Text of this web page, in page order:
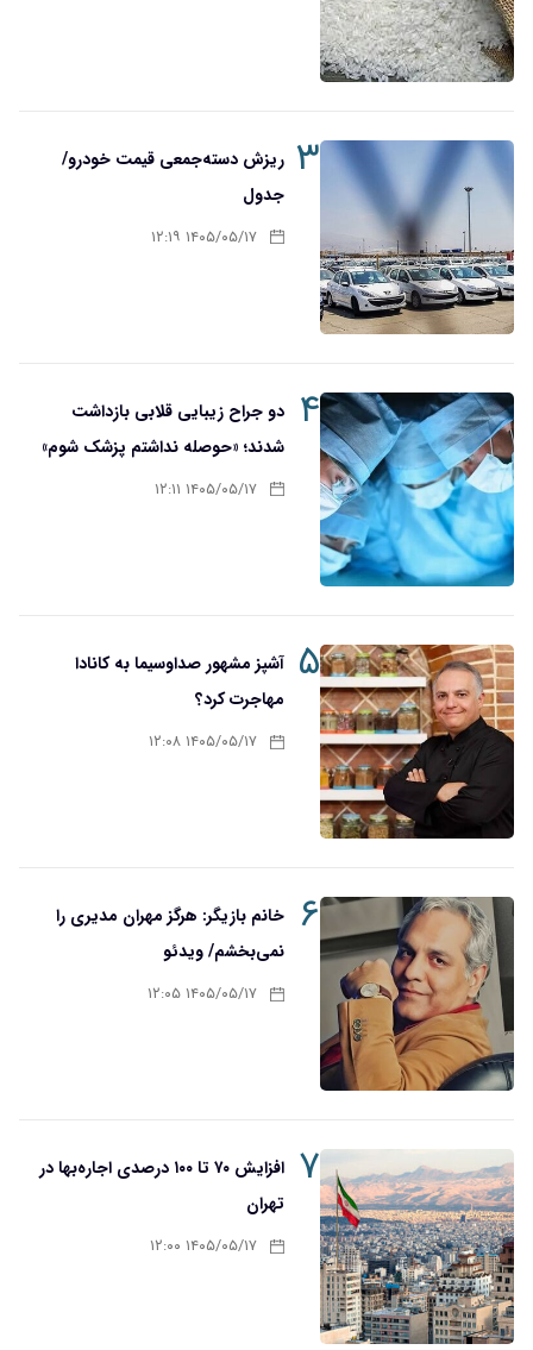
۳ ریزش دسته‌جمعی قیمت خودرو/
جدول
۱۴۰۵/۰۵/۱۷ ۱۲:۱۹
۴ دو جراح زیبایی قلابی بازداشت
شدند؛ «حوصله نداشتم پزشک شوم»
۱۴۰۵/۰۵/۱۷ ۱۲:۱۱
۵ آشپز مشهور صداوسیما به کانادا
مهاجرت کرد؟
۱۴۰۵/۰۵/۱۷ ۱۲:۰۸
۶ خانم بازیگر: هرگز مهران مدیری را
نمی‌بخشم/ ویدئو
۱۴۰۵/۰۵/۱۷ ۱۲:۰۵
۷
افزایش ۷۰ تا ۱۰۰ درصدی اجاره‌بها در
تهران
۱۴۰۵/۰۵/۱۷ ۱۲:۰۰